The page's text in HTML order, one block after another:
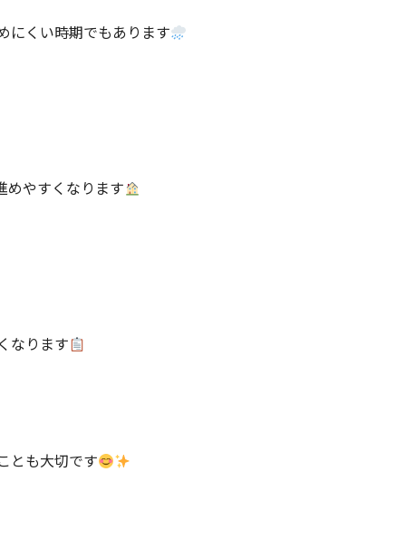
にくい時期でもあります
めやすくなります
なります
とも大切です